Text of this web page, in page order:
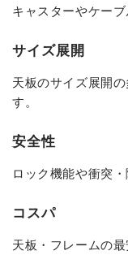
キャスターやケー
サイズ展開
天板のサイズ展開
す。
安全性
ロック機能や衝突
コスパ
天板・フレームの最